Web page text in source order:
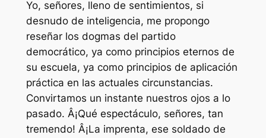
Yo, señores, lleno de sentimientos, si
desnudo de inteligencia, me propongo
reseñar los dogmas del partido
democrático, ya como principios eternos de
su escuela, ya como principios de aplicación
práctica en las actuales circunstancias.
Convirtamos un instante nuestros ojos a lo
pasado. Â¡Qué espectáculo, señores, tan
tremendo! Â¡La imprenta, ese soldado de